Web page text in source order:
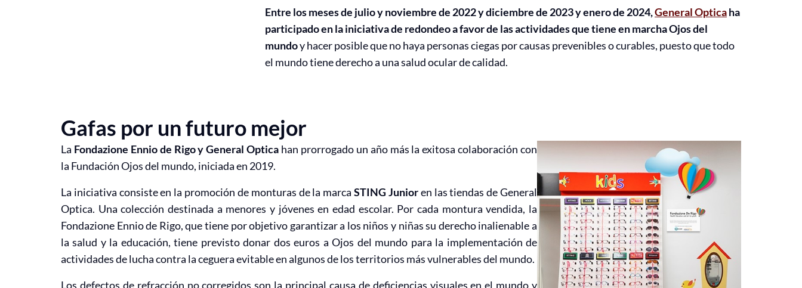
Entre los meses de julio y noviembre de 2022 y diciembre de 2023 y enero de 2024,General Opticaha
participado en la iniciativa de redondeo a favor de las actividades que tiene en marcha Ojos del
mundoy hacer posible que no haya personas ciegas por causas prevenibles o curables, puesto que todo
el mundo tiene derecho a una salud ocular de calidad.
Gafas por un futuro mejor
La Fondazione Ennio de Rigo y General Optica han prorrogado un año más la exitosa colaboración con
la Fundación Ojos del mundo, iniciada en 2019.
La iniciativa consiste en la promoción de monturas de la marcaSTING Junioren las tiendas de General
Optica. Una colección destinada a menores y jóvenes en edad escolar. Por cada montura vendida, la
Fondazione Ennio de Rigo, que tiene por objetivo garantizar a los niños y niñas su derecho inalienable a
la salud y la educación, tiene previsto donar dos euros a Ojos del mundo para la implementación de
actividades de lucha contra la ceguera evitable en algunos de los territorios más vulnerables del mundo.
Los defectos de refracción no corregidos son la principal causa de deficiencias visuales en el mundo y